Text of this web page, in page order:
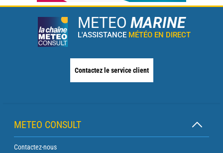
METEO MARINE
L'ASSISTANCE MÉTÉO EN DIRECT
Contactez le service client
METEO CONSULT
Contactez-nous